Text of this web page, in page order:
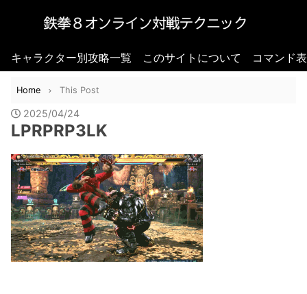
キャラクター別攻略一覧 このサイトについて コマンド
Home This Post
2025/04/24
LPRPRP3LK